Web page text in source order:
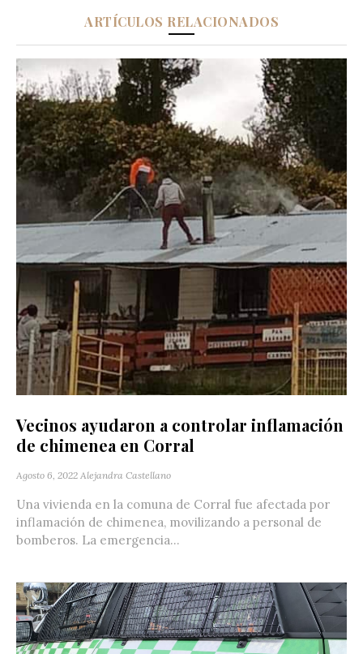
ARTÍCULOS RELACIONADOS
Vecinos ayudaron a controlar inflamación
de chimenea en Corral
Agosto 6, 2022 Alejandra Castellano
Una vivienda en la comuna de Corral fue afectada por
inflamación de chimenea, movilizando a personal de
bomberos. La emergencia...